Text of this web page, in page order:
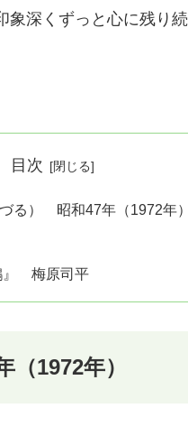
深くずっと心に残り
目次
る） 昭和47年（1972年）
』 梅原司平
1972年）